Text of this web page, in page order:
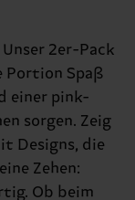
2er-Pack
Portion Spaß
einer pink-
sorgen. Zeig
Designs, die
Zehen:
Ob beim